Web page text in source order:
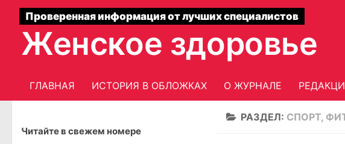
Проверенная информация от лучших специалистов
Женское здоровье
ГЛАВНАЯ ИСТОРИЯ В ОБЛОЖКАХ О ЖУРНАЛЕ
РАЗДЕЛ: СПОРТ,
Читайте в свежем номере